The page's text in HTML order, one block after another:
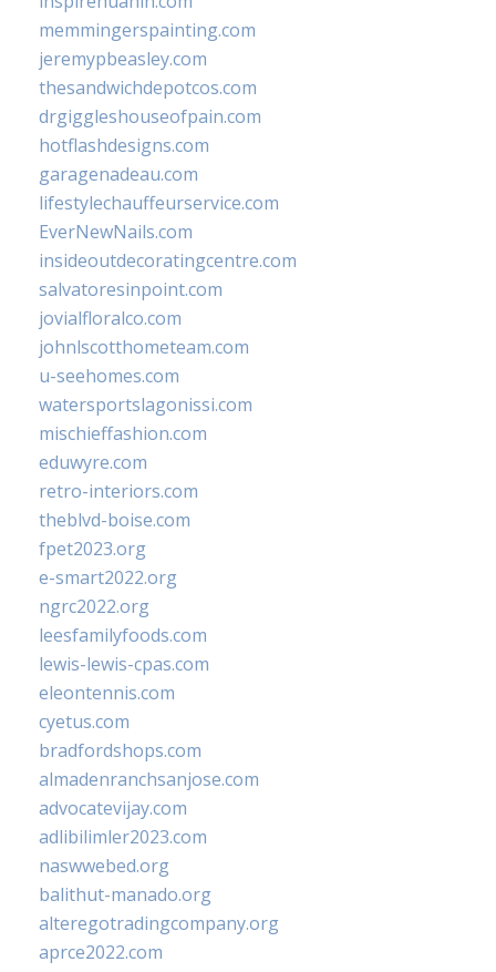
memmingerspainting.com
jeremypbeasley.com
thesandwichdepotcos.com
drgiggleshouseofpain.com
hotflashdesigns.com
garagenadeau.com
lifestylechauffeurservice.com
EverNewNails.com
insideoutdecoratingcentre.com
salvatoresinpoint.com
jovialfloralco.com
johnlscotthometeam.com
u-seehomes.com
watersportslagonissi.com
mischieffashion.com
eduwyre.com
retro-interiors.com
theblvd-boise.com
fpet2023.org
e-smart2022.org
ngrc2022.org
leesfamilyfoods.com
lewis-lewis-cpas.com
eleontennis.com
cyetus.com
bradfordshops.com
almadenranchsanjose.com
advocatevijay.com
adlibilimler2023.com
naswwebed.org
balithut-manado.org
alteregotradingcompany.org
aprce2022.com